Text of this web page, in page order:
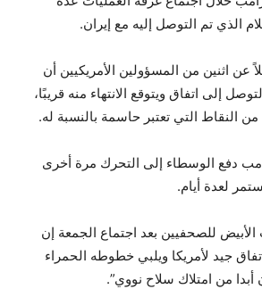
الذي تم التوصل إليه مع إيران.
عن اثنين من المسؤولين الأمريكيين أن
إلى اتفاق ويتوقع الانتهاء منه قريبًا،
من النقاط التي تعتبر حاسمة بالنسبة له.
دفع الوسطاء إلى التحرك مرة أخرى
لعدة أيام.
للصحفيين بعد اجتماع الجمعة إن
جيد لأمريكا ويلبي خطوطه الحمراء
من امتلاك سلاح نووي”.